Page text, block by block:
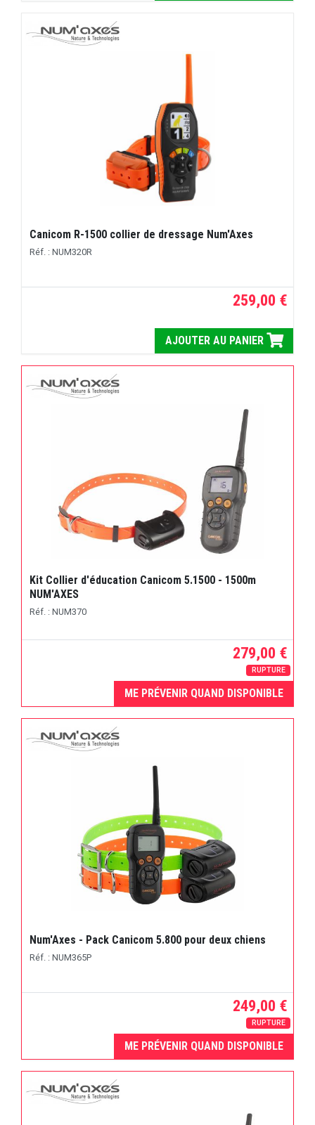
Canicom R-1500 collier de dressage Num'Axes
Réf. : NUM320R
259,00 €
AJOUTER AU PANIER
Kit Collier d'éducation Canicom 5.1500 - 1500m
NUM'AXES
Réf. : NUM370
279,00 €
RUPTURE
ME PRÉVENIR QUAND DISPONIBLE
Num'Axes - Pack Canicom 5.800 pour deux chiens
Réf. : NUM365P
249,00 €
RUPTURE
ME PRÉVENIR QUAND DISPONIBLE